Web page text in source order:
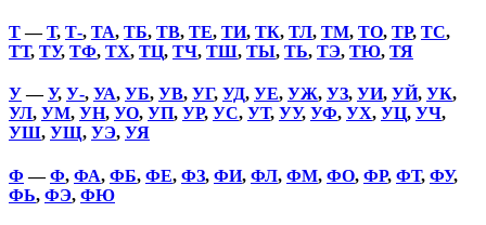
Т—Т, Т-, ТА, ТБ, ТВ, ТЕ, ТИ, ТК, ТЛ, ТМ, ТО, ТР, ТС,
ТТ, ТУ, ТФ, ТХ, ТЦ, ТЧ, ТШ, ТЫ, ТЬ, ТЭ, ТЮ, ТЯ
У—У, У-, УА, УБ, УВ, УГ, УД, УЕ, УЖ, УЗ, УИ, УЙ, УК,
УЛ, УМ, УН, УО, УП, УР, УС, УТ, УУ, УФ, УХ, УЦ, УЧ,
УШ, УЩ, УЭ, УЯ
Ф —Ф, ФА, ФБ, ФЕ, ФЗ, ФИ, ФЛ, ФМ, ФО, ФР, ФТ, ФУ,
ФЬ, ФЭ, ФЮ